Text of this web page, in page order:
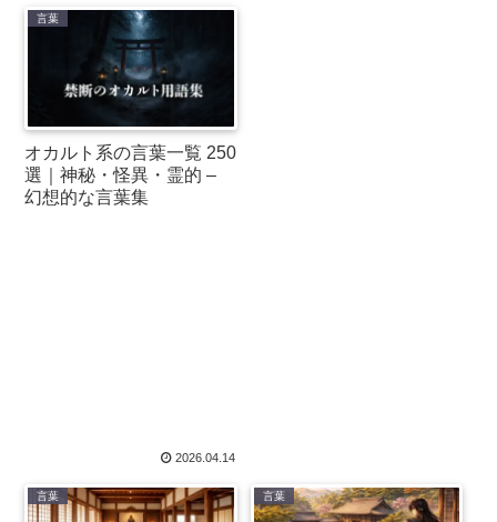
言葉
オカルト系の言葉一覧 250
選｜神秘・怪異・霊的 –
幻想的な言葉集
2026.04.14
言葉 言葉